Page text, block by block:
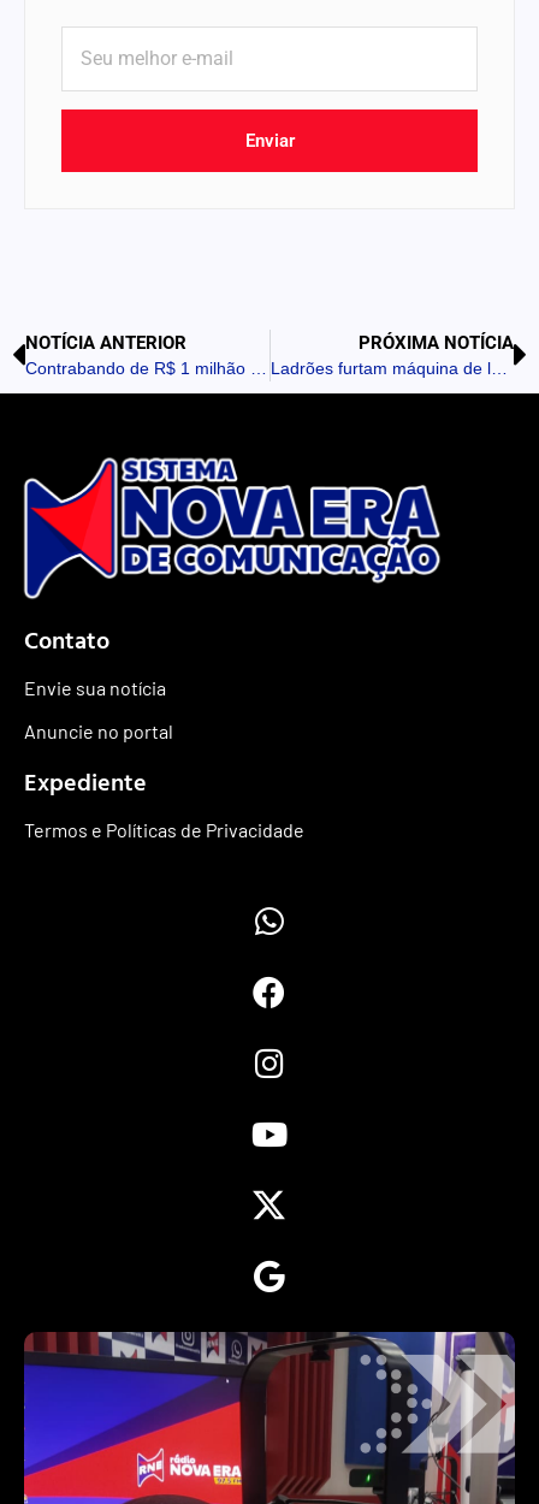
Enviar
NOTÍCIA ANTERIOR PRÓXIMA NOTÍCIA
Ladrões furtam máquina de lavar e materiais de limpeza em Califórnia
Contato
Envie sua notícia
Anuncie no portal
Expediente
Termos e Políticas de Privacidade